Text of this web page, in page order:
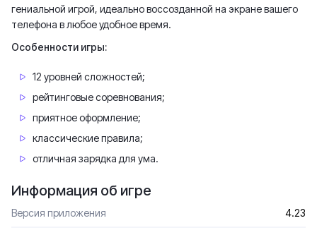
гениальной игрой, идеально воссозданной на экране вашего
телефона в любое удобное время.
Особенности игры:
12 уровней сложностей;
рейтинговые соревнования;
приятное оформление;
классические правила;
отличная зарядка для ума.
Информация об игре
Версия приложения 4.23